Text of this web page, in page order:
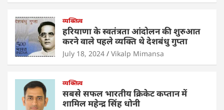
at
s
A
p
p
c
e
b
o
o
er e
dI
n
l e
व्यक्तित्व
हरियाणा के स्वतंत्रता आंदोलन की शुरुआत
करने वाले पहले व्यक्ति थे देशबंधु गुप्ता
July 18, 2024 Vikalp Mimansa
व्यक्तित्व
सबसे सफल भारतीय क्रिकेट कप्तान में
शामिल महेन्द्र सिंह धोनी